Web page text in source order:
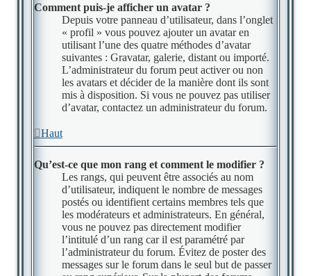
Comment puis-je afficher un avatar ?
Depuis votre panneau d’utilisateur, dans l’onglet
« profil » vous pouvez ajouter un avatar en
utilisant l’une des quatre méthodes d’avatar
suivantes : Gravatar, galerie, distant ou importé.
L’administrateur du forum peut activer ou non
les avatars et décider de la manière dont ils sont
mis à disposition. Si vous ne pouvez pas utiliser
d’avatar, contactez un administrateur du forum.
Haut
Qu’est-ce que mon rang et comment le modifier ?
Les rangs, qui peuvent être associés au nom
d’utilisateur, indiquent le nombre de messages
postés ou identifient certains membres tels que
les modérateurs et administrateurs. En général,
vous ne pouvez pas directement modifier
l’intitulé d’un rang car il est paramétré par
l’administrateur du forum. Évitez de poster des
messages sur le forum dans le seul but de passer